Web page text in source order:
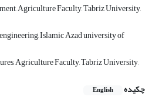
Agriculture Faculty, Tabriz University,
Islamic Azad university of
Agriculture Faculty, Tabriz University,
چکیده
English